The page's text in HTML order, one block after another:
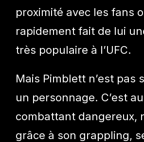
proximité avec les fans
rapidement fait de lui
très populaire à l’UFC.
Mais Pimblett n’est pas
un personnage. C’est
combattant dangereux,
grâce à son grappling,